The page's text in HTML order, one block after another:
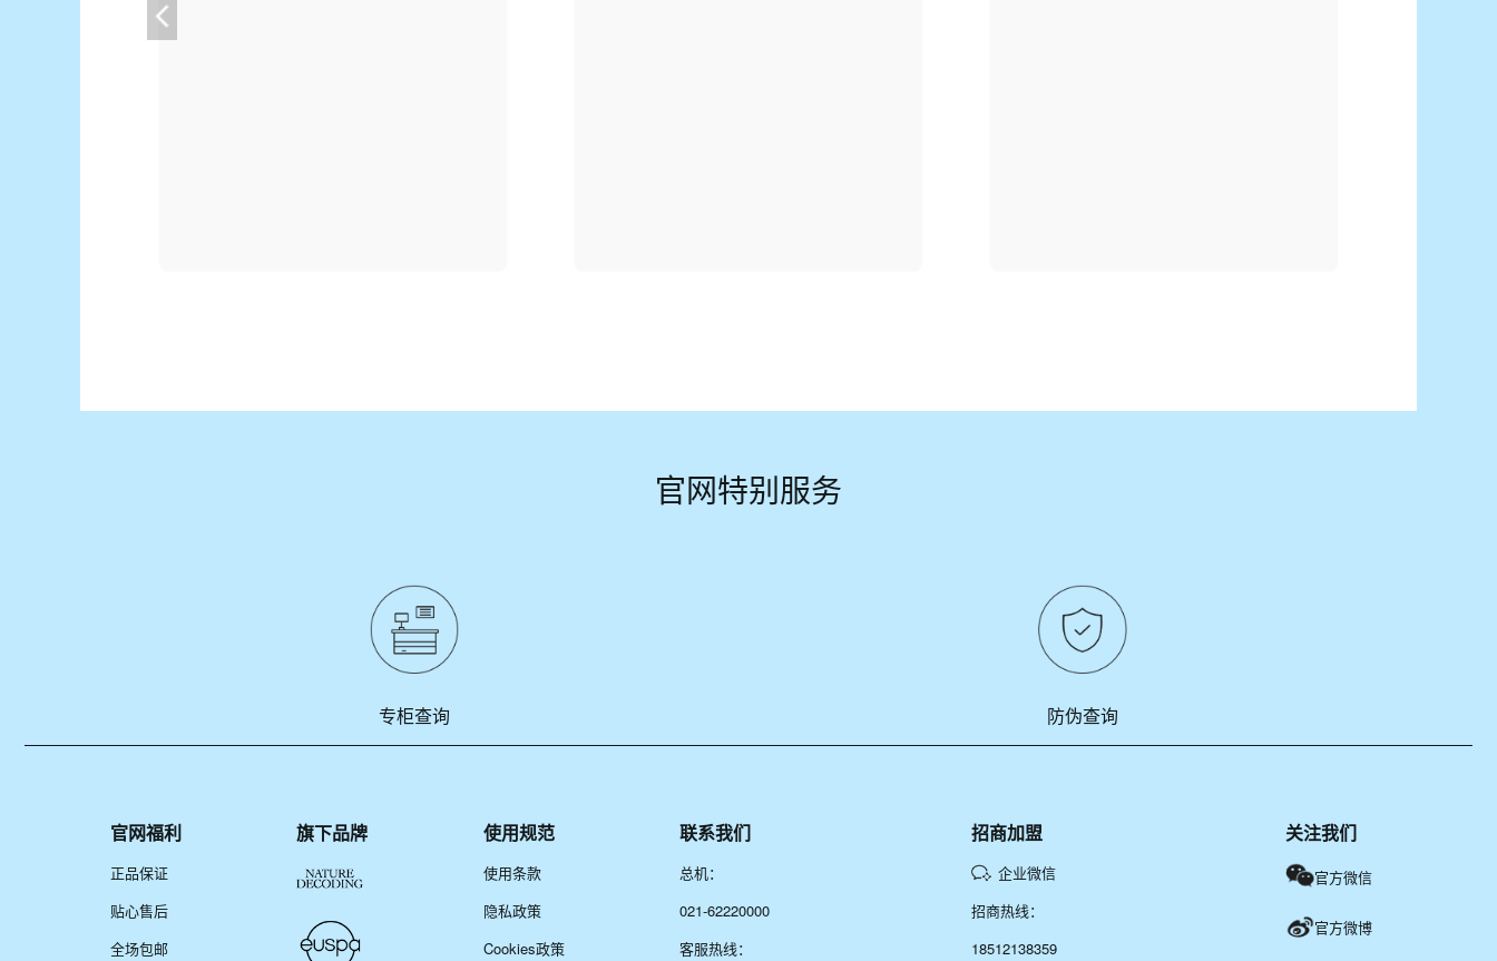
官网特别服务
专柜查询 防伪查询
官网福利
正品保证
贴心售后
全场包邮
旗下品牌 使用规范
使用条款
隐私政策
Cookies政策
联系我们
总机：
021-62220000
客服热线：
招商加盟
企业微信
招商热线：
18512138359
关注我们
官方微信
官方微博